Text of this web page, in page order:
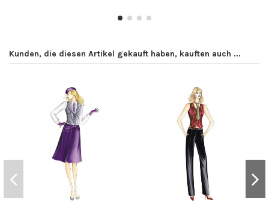
Kunden, die diesen Artikel gekauft haben, kauften auch ...